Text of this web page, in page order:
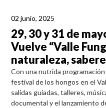
02 junio, 2025
29, 30 y 31 de
Vuelve “Valle
naturaleza,
Con una nutrida
festival de los hongos en el
salidas guiadas, talleres,
documental y el lanzamiento